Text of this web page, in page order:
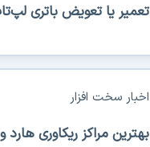
تعمیر یا تعویض باتری
بهترین مراکز ریکاوری هارد و SSD در تهران (معرفی 5 مرکز قابل اطمینان)
اخبار سخت افزار